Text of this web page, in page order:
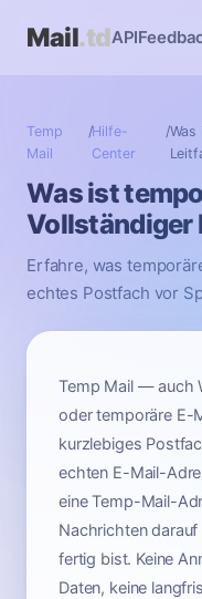
Mail.tdAPI
Temp
Mail
/Hilfe-
Center
/Was
Was ist
Vollständiger
Erfahre, was
echtes Postfach vor
Temp Mail — auch
oder temporäre E-
kurzlebiges
echten E-Mail-
eine Temp-Mail-
Nachrichten
fertig bist. Keine
Daten, keine